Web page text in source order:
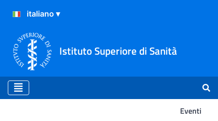
Istituto Superiore di Sanità
Eventi